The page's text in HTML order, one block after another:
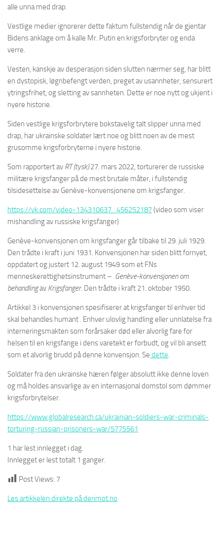
alle unna med drap.
Vestlige medier ignorerer dette faktum fullstendig når de gjentar
Bidens anklage om å kalle Mr. Putin en krigsforbryter og enda
verre.
Vesten, kanskje av desperasjon siden slutten nærmer seg, har blitt
en dystopisk, løgnbefengt verden, preget av usannheter, sensurert
ytringsfrihet, og sletting av sannheten. Dette er noe nytt og ukjent i
nyere historie.
Siden vestlige krigsforbrytere bokstavelig talt slipper unna med
drap, har ukrainske soldater lært noe og blitt noen av de mest
grusomme krigsforbryterne i nyere historie.
Som rapportert av RT (tysk)27. mars 2022, torturerer de russiske
militære krigsfanger på de mest brutale måter, i fullstendig
tilsidesettelse av Genève-konvensjonene om krigsfanger.
https://vk.com/video-134310637_456252187(video som viser
mishandling av russiske krigsfanger)
Genève-konvensjonen om krigsfanger går tilbake til 29. juli 1929.
Den trådte i kraft i juni 1931. Konvensjonen har siden blitt fornyet,
oppdatert og justert 12. august 1949 som et FNs
menneskerettighetsinstrument – Genève-konvensjonen om
behandlingav Krigsfanger. Den trådte i kraft 21. oktober 1950.
Artikkel 3 i konvensjonen spesifiserer at krigsfanger til enhver tid
skal behandles humant . Enhver ulovlig handling eller unnlatelse fra
interneringsmakten som forårsaker død eller alvorlig fare for
helsen til en krigsfange i dens varetekt er forbudt, og vil bli ansett
som et alvorlig brudd på denne konvensjon. Se dette.
Soldater fra den ukrainske hæren følger absolutt ikke denne loven
og må holdes ansvarlige av en internasjonal domstol som dømmer
krigsforbrytelser.
https://www.globalresearch.ca/ukrainian-soldiers-war-criminals-
torturing-russian-prisoners-war/5775561
1 har lest innlegget i dag.
Innlegget er lest totalt 1 ganger.
Post Views: 7
Les artikkelen direkte på derimot.no